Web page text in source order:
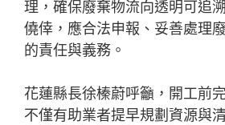
理，確保廢棄物流向透明可追
僥倖，應合法申報、妥善處理
的責任與義務。
花蓮縣長徐榛蔚呼籲，開工前
不僅有助業者提早規劃資源與